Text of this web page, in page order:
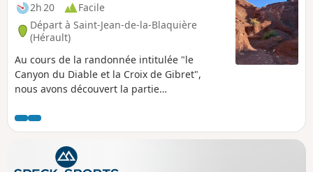
2h 20
Facile
Départ à Saint-Jean-de-la-Blaquière
(Hérault)
Au cours de la randonnée intitulée "le
Canyon du Diable et la Croix de Gibret",
nous avons découvert la partie
décrite aujourd'hui, qui présente un énorme
contraste de paysage, ne concerne que la
partie canyon. C'est un site géologique
exceptionnel que nous avons voulu faire